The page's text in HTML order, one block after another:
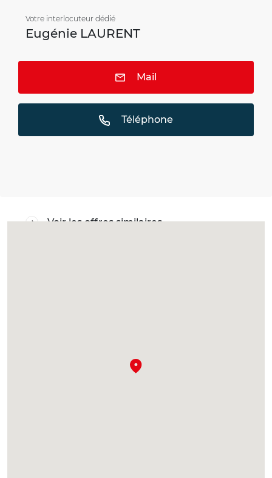
Votre interlocuteur dédié
Eugénie LAURENT
Mail
Téléphone
Voir les offres similaires